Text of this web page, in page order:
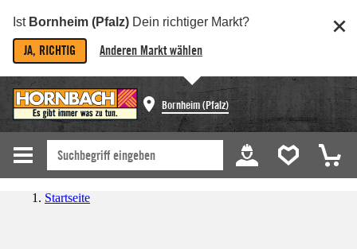
Ist Bornheim (Pfalz) Dein richtiger Markt?
JA, RICHTIG Anderen Markt wählen
Bornheim (Pfalz)
Startseite